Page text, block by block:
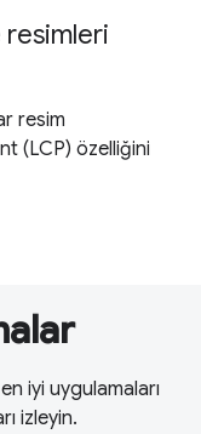
resim
(LCP) özelliğini
iyi uygulamaları
izleyin.